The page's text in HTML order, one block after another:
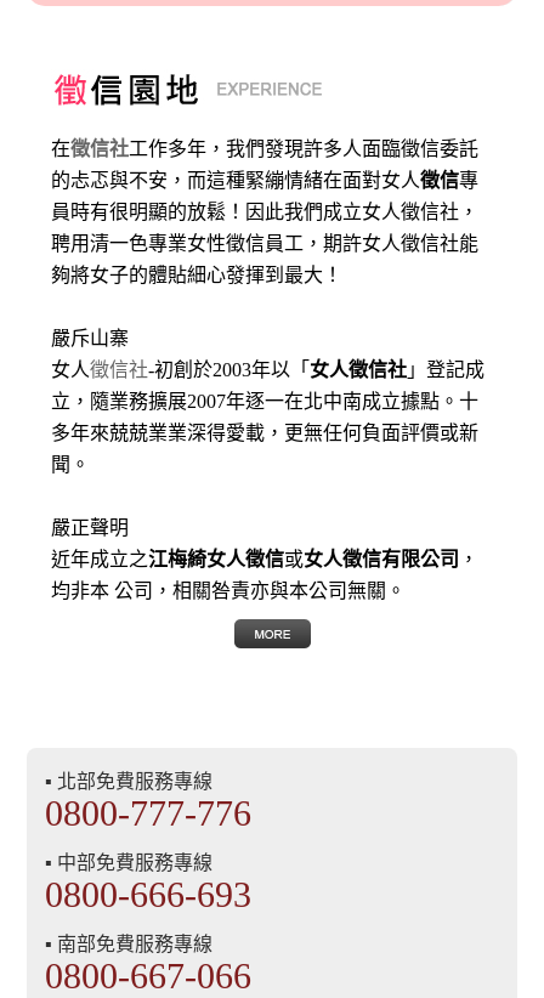
在徵信社工作多年，我們發現許多人面臨徵信委託
的忐忑與不安，而這種緊繃情緒在面對女人徵信專
員時有很明顯的放鬆！因此我們成立女人徵信社，
聘用清一色專業女性徵信員工，期許女人徵信社能
夠將女子的體貼細心發揮到最大 ！
嚴斥山寨
女人徵信社-初創於2003年以「 女人徵信社 」登記成
立，隨業務擴展2007年逐一在北中南成立據點。十
多年來兢兢業業深得愛載，更無任何負面評價或新
聞。
嚴正聲明
近年成立之江梅綺女人徵信或女人徵信有限公司 ，
均非本 公司，相關咎責亦與本公司無關。
▪ 北部免費服務專線
0800-777-776
▪ 中部免費服務專線
0800-666-693
▪ 南部免費服務專線
0800-667-066